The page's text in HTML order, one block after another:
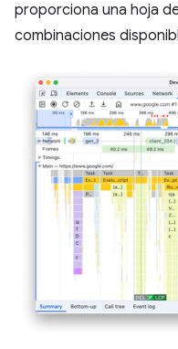
proporciona una hoja
combinaciones